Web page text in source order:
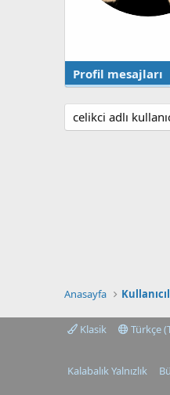
Profil mesajları
celikci adlı
Anasayfa
Klasik Türkçe
Kalabalık Yalnızlık